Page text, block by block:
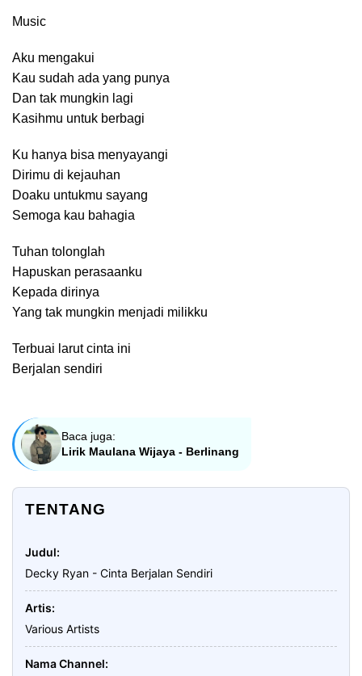
Music
Aku mengakui
Kau sudah ada yang punya
Dan tak mungkin lagi
Kasihmu untuk berbagi
Ku hanya bisa menyayangi
Dirimu di kejauhan
Doaku untukmu sayang
Semoga kau bahagia
Tuhan tolonglah
Hapuskan perasaanku
Kepada dirinya
Yang tak mungkin menjadi milikku
Terbuai larut cinta ini
Berjalan sendiri
Baca juga:
Lirik Maulana Wijaya - Berlinang
TENTANG
Judul
Decky Ryan - Cinta Berjalan Sendiri
Artis
Various Artists
Nama Channel